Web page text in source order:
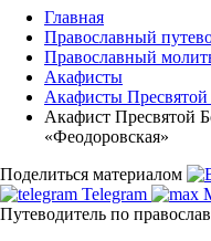
Главная
Православный
Православный
Акафисты
Акафисты
Акафист Пресвятой
«Феодоровская»
Поделиться материалом
Telegram
Путеводитель по